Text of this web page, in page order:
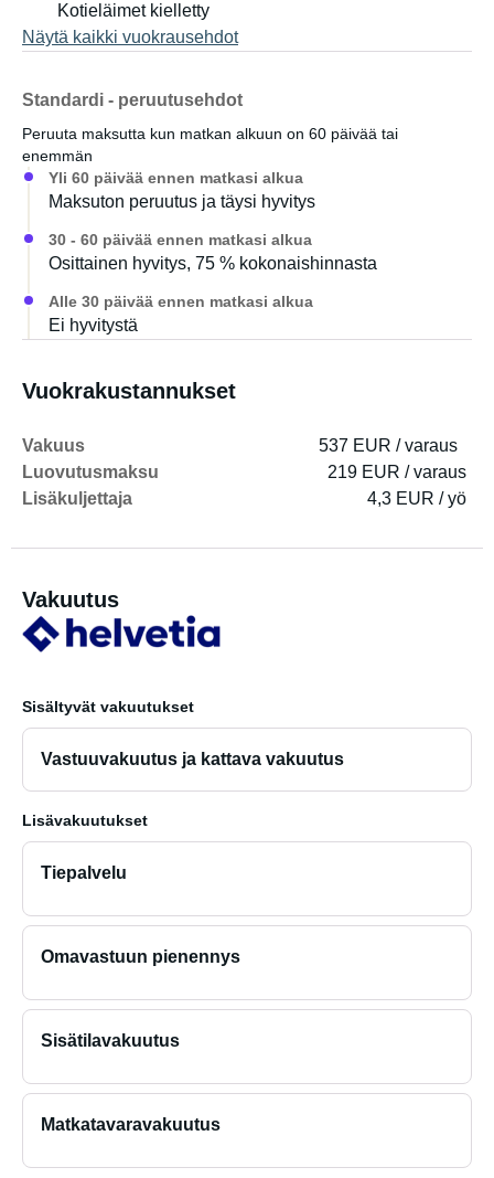
Kotieläimet kielletty
Näytä kaikki vuokrausehdot
Standardi - peruutusehdot
Peruuta maksutta kun matkan alkuun on 60 päivää tai
enemmän
Yli 60 päivää ennen matkasi alkua
Maksuton peruutus ja täysi hyvitys
30 - 60 päivää ennen matkasi alkua
Osittainen hyvitys, 75 % kokonaishinnasta
Alle 30 päivää ennen matkasi alkua
Ei hyvitystä
Vuokrakustannukset
Vakuus
537 EUR / varaus
Luovutusmaksu
219 EUR / varaus
Lisäkuljettaja
4,3 EUR / yö
Vakuutus
Sisältyvät vakuutukset
Vastuuvakuutus ja kattava vakuutus
Lisävakuutukset
Tiepalvelu
Omavastuun pienennys
Sisätilavakuutus
Matkatavaravakuutus